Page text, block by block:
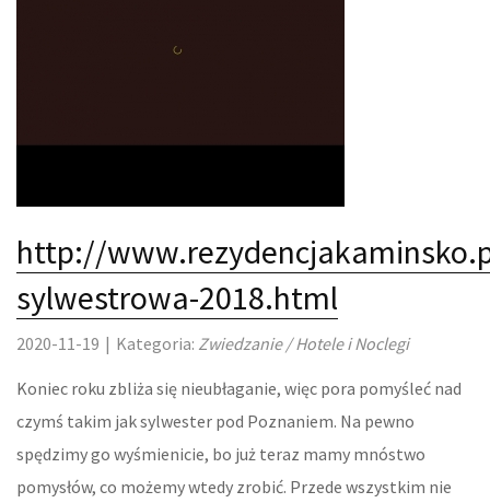
REMONTY, ELEKTRYK, HYDRAULIK
LOKUM
DRZWI I OKNA
KLIMATYZACJA I WENTYLACJA
NIERUCHOMOŚCI, DZIAŁKI
DOMY, MIESZKANIA
http://
sylwestrowa-2018.html
2020-11-19 | Kategoria: Zwiedzanie / Hotele i Noclegi
Koniec roku zbliża się nieubłaganie, więc pora pomyśleć nad
czymś takim jak sylwester pod Poznaniem. Na pewno
spędzimy go wyśmienicie, bo już teraz mamy mnóstwo
pomysłów, co możemy wtedy zrobić. Przede wszystkim nie